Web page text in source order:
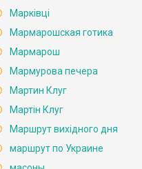
Марківці
Мармарошская готика
Мармарош
Мармурова печера
Мартин Клуг
Мартін Клуг
Маршрут вихідного дня
маршрут по Украине